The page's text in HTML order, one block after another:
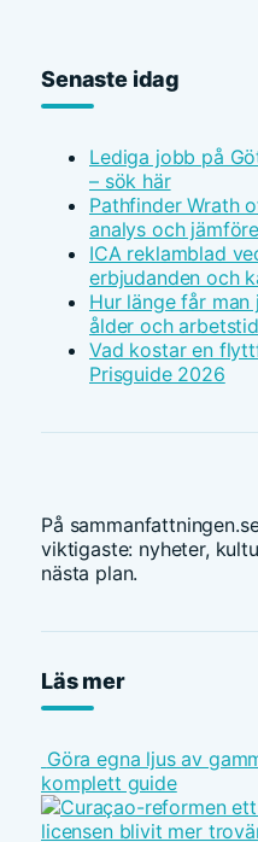
Senaste idag
Lediga jobb på
– sök här
Pathfinder Wrath
analys och
ICA reklamblad
erbjudanden och
Hur länge får
ålder och
Vad kostar en
Prisguide 2026
På
viktigaste: nyheter,
nästa plan.
Läs mer
Göra egna ljus av
komplett guide